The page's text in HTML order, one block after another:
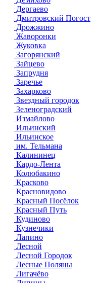
Дергаево
Дмитровский Погост
Дрожжино
Жаворонки
Жуковка
Загорянский
Зайцево
Запрудня
Заречье
Захарково
Звездный городок
Зеленоградский
Измайлово
Ильинский
Ильинское
им. Тельмана
Калининец
Кардо-Лента
Колюбакино
Красково
Красновидово
Красный Посёлок
Красный Путь
Кудиново
Кузнечики
Лапино
Лесной
Лесной Городок
Лесные Поляны
Лигачёво